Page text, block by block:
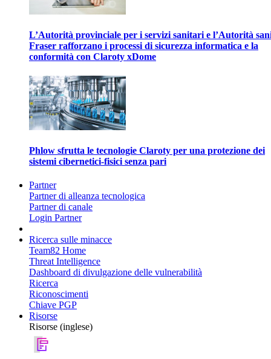
L’Autorità provinciale per i servizi sanitari e l’Autorità
Fraser rafforzano i processi di sicurezza informatica e la
conformità con Claroty xDome
Phlow sfrutta le tecnologie Claroty per una protezione dei
sistemi cibernetici-fisici senza pari
Partner
Partner di alleanza tecnologica
Partner di canale
Login Partner
Ricerca sulle minacce
Team82 Home
Threat Intelligence
Dashboard di divulgazione delle vulnerabilità
Ricerca
Riconoscimenti
Chiave PGP
Risorse
Risorse (inglese)